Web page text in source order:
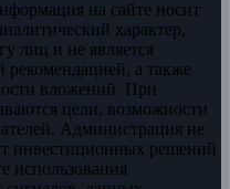
на сайте носит
характер,
лиц и не является
а также
вложений. При
цели, возможности
Администрация не
инвестиционных решений
использования